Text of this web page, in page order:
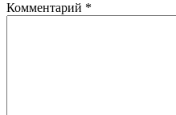
Комментарий *